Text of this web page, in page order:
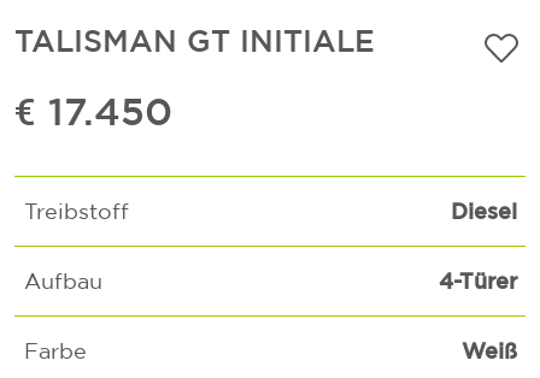
TALISMAN GT INITIALE
€ 17.450
Treibstoff Diesel
Aufbau 4-Türer
Farbe Weiß